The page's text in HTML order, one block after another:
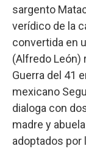
sargento
verídico de la
convertida en
(Alfredo León)
Guerra del 41
mexicano
dialoga con
madre y
adoptados por